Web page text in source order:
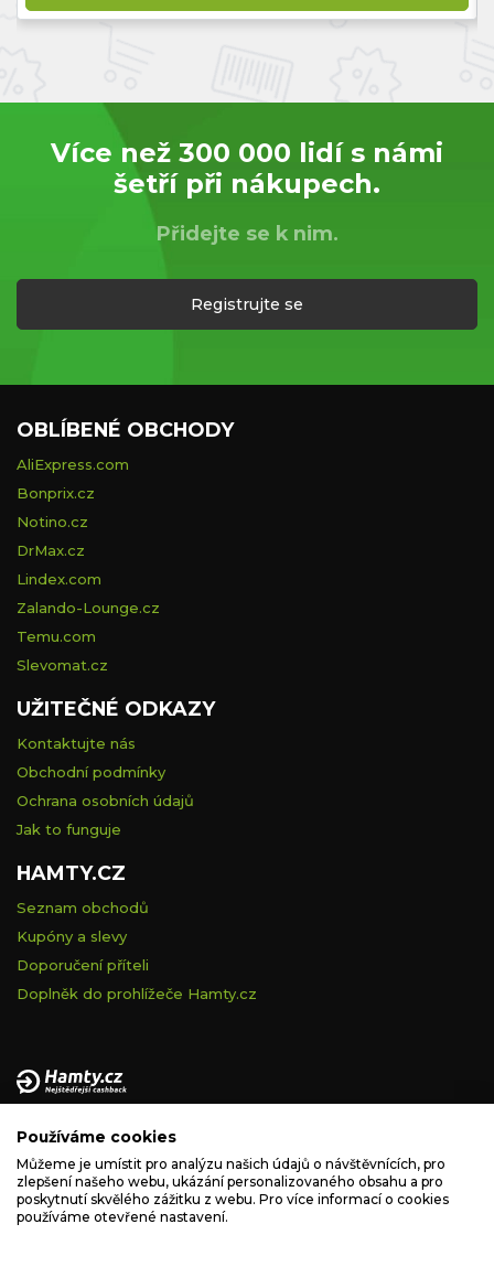
Více než 300 000 lidí s námi
šetří při nákupech.
Přidejte se k nim.
Registrujte se
sídlem Na vápence 2885/2a, 130 00 Praha 3, IČ: 05228972,
zapsaná v obchodním rejstříku vedeném Městským soudem v
Praze, spisová značka C 260335.
podpora@hamty.cz
OBLÍBENÉ OBCHODY
AliExpress.com
Bonprix.cz
Notino.cz
DrMax.cz
Lindex.com
Zalando-Lounge.cz
Temu.com
Slevomat.cz
UŽITEČNÉ ODKAZY
Kontaktujte nás
Obchodní podmínky
Ochrana osobních údajů
Jak to funguje
HAMTY.CZ
Seznam obchodů
Kupóny a slevy
Doporučení příteli
Doplněk do prohlížeče Hamty.cz
Používáme cookies
Můžeme je umístit pro analýzu našich údajů o návštěvnících, pro
zlepšení našeho webu, ukázání personalizovaného obsahu a pro
poskytnutí skvělého zážitku z webu. Pro více informací o cookies
používáme otevřené nastavení.